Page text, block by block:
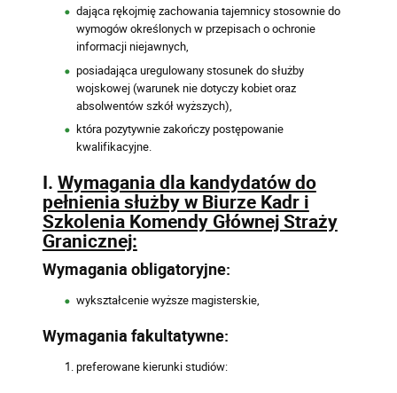
dająca rękojmię zachowania tajemnicy stosownie do
wymogów określonych w przepisach o ochronie
informacji niejawnych,
posiadająca uregulowany stosunek do służby
wojskowej (warunek nie dotyczy kobiet oraz
absolwentów szkół wyższych),
która pozytywnie zakończy postępowanie
kwalifikacyjne.
I. Wymagania dla kandydatów do
pełnienia służby w Biurze Kadr i
Szkolenia Komendy Głównej Straży
Granicznej:
Wymagania obligatoryjne:
wykształcenie wyższe magisterskie,
Wymagania fakultatywne:
preferowane kierunki studiów: